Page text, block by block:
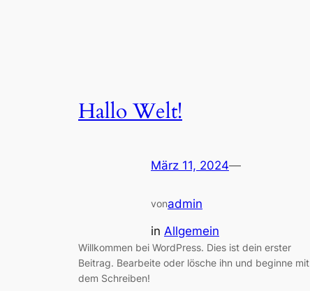
Hallo Welt!
März 11, 2024—
vonadmin
in Allgemein
Willkommen bei WordPress. Dies ist dein erster
Beitrag. Bearbeite oder lösche ihn und beginne mit
dem Schreiben!